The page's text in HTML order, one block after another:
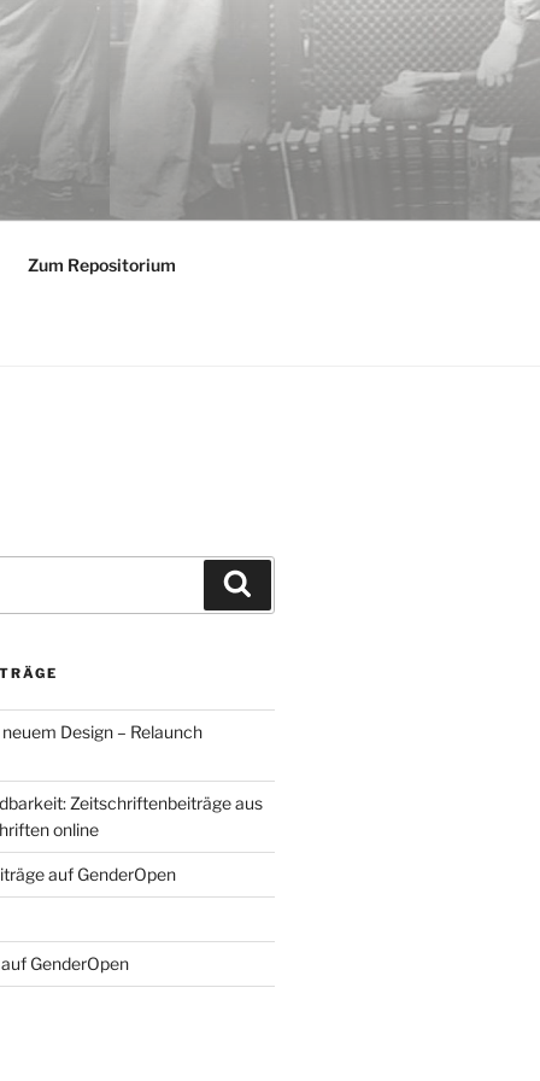
Zum Repositorium
Design – Relaunch
Zeitschriftenbeiträge aus
online
auf GenderOpen
GenderOpen